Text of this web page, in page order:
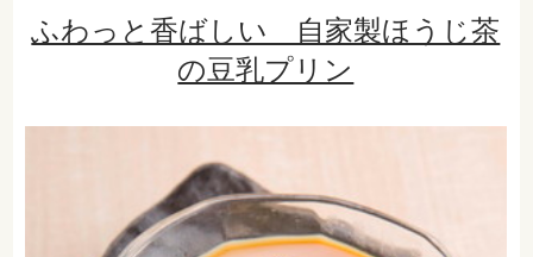
ふわっと香ばしい 自家製ほうじ茶
の豆乳プリン